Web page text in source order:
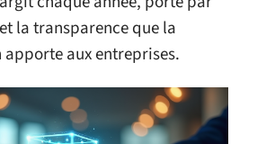
la transparence que la
aux entreprises.